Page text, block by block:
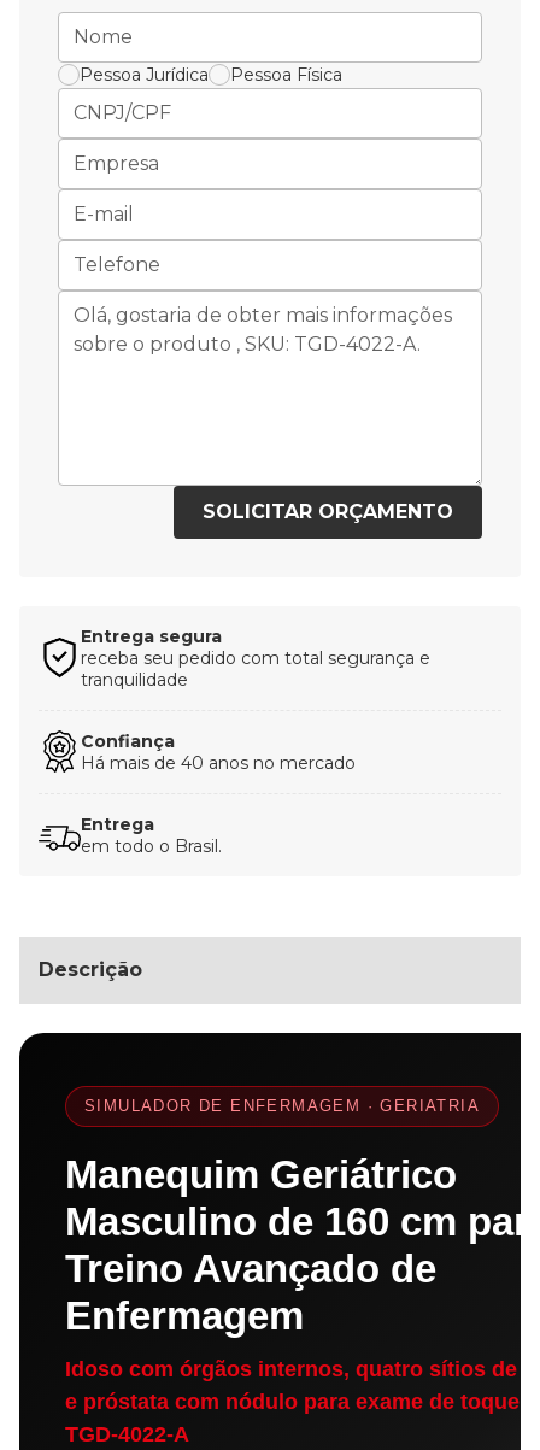
Pessoa Jurídica Pessoa Física
SOLICITAR ORÇAMENTO
Entrega segura
receba seu pedido com total segurança e
tranquilidade
Confiança
Há mais de 40 anos no mercado
Entrega
em todo o Brasil.
Descrição
SIMULADOR DE ENFERMAGEM · GERIATRIA
Manequim Geriátrico
Masculino de 160 cm
Treino Avançado de
Enfermagem
Idoso com órgãos internos, quatro sítios de
e próstata com nódulo para exame de toque
TGD-4022-A